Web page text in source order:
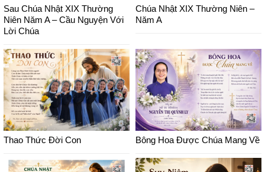
Sau Chúa Nhật XIX Thường
Niên Năm A – Cầu Nguyện Với
Lời Chúa
Chúa Nhật XIX Thường Niên –
Năm A
Thao Thức Đời Con Bông Hoa Được Chúa Mang Về